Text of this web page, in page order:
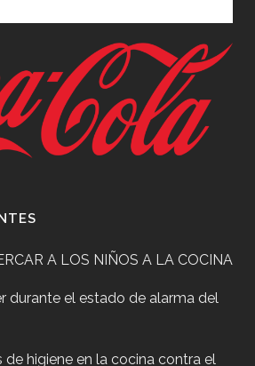
A LOS NIÑOS A LA COCINA
durante el estado de alarma del
de higiene en la cocina contra el